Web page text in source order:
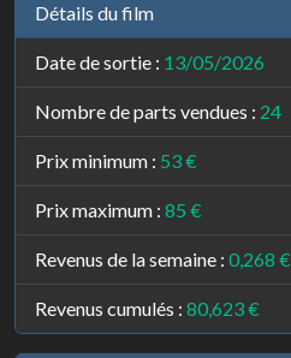
Détails du film
Date de sortie : 13/05/2026
Nombre de parts vendues : 24
Prix minimum : 53 €
Prix maximum : 85 €
Revenus de la semaine : 0,268 €
Revenus cumulés : 80,623 €